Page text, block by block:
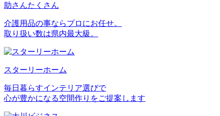
助さんたくさん
介護用品の事ならプロにお任せ。
取り扱い数は県内最大級。
スターリーホーム
毎日暮らすインテリア選びで
心が豊かになる空間作りをご提案します